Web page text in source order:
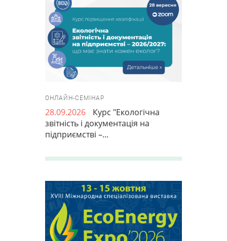
ОНЛАЙН-СЕМІНАР
28.09.2026
Курс "Екологічна
звітність і документація на
підприємстві –...